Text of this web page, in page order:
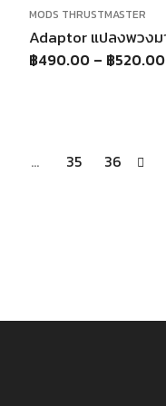
MODS THRUSTMASTER
฿490.00– ฿520.00
… 35 36